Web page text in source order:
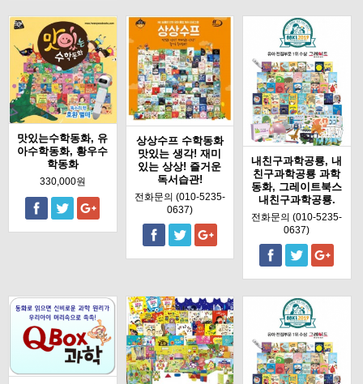
맛있는수학동화, 유
아수학동화, 황우수
학동화
330,000원
상상수프 수학동화
맛있는 생각! 재미
있는 상상! 즐거운
독서습관!
전화문의 (010-5235-
0637)
내친구과학공룡, 내
친구과학공룡 과학
동화, 그레이트북스
내친구과학공룡.
전화문의 (010-5235-
0637)